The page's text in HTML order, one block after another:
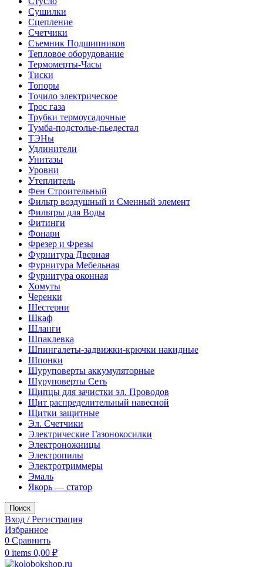
Сушилки
Сцепление
Счетчики
Съемник Подшипников
Тепловое оборудование
Термомерты-Часы
Тиски
Топоры
Точило электрическое
Трос газа
Трубки термоусадочные
Тумба-подстолье-пьедестал
ТЭНы
Удлинители
Унитазы
Уровни
Утеплитель
Фен Строительный
Фильтр воздушный и Сменный элемент
Фильтры для Воды
Фитинги
Фонари
Фрезер и Фрезы
Фурнитура Дверная
Фурнитура Мебельная
Фурнитура оконная
Хомуты
Черенки
Шестерни
Шкаф
Шланги
Шпаклевка
Шпингалеты-задвижки-крючки накидные
Шпонки
Шуруповерты аккумуляторные
Шуруповерты Сеть
Щипцы для зачистки эл. Проводов
Щит распределительный навесной
Щитки защитные
Эл. Счетчики
Электрические Газонокосилки
Электроножницы
Электропилы
Электротриммеры
Эмаль
Якорь — статор
Поиск
Вход / Регистрация
Избранное
0 Сравнить
0 items 0,00 ₽